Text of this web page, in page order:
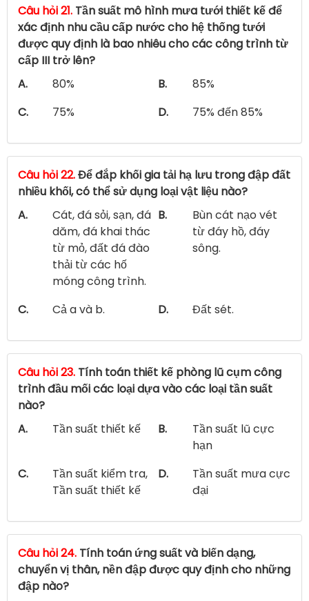
Câu hỏi 21. Tần suất mô hình mưa tưới thiết kế để
xác định nhu cầu cấp nước cho hệ thống tưới
được quy định là bao nhiêu cho các công trình từ
cấp III trở lên?
A.
80% B.
85%
C.
75% D. 75% đến 85%
Câu hỏi 22.Để đắp khối gia tải hạ lưu trong đập đất
nhiều khối, có thể sử dụng loại vật liệu nào?
A.
Cát, đá sỏi, sạn, đá
dăm, đá khai thác
từ mỏ, đất đá đào
thải từ các hố
móng công trình.
B.
Bùn cát nạo vét
từ đáy hồ, đáy
sông.
C. Cả a và b. D. Đất sét.
Câu hỏi 23. Tính toán thiết kế phòng lũ cụm công
trình đầu mối các loại dựa vào các loại tần suất
nào?
A.
Tần suất thiết kế B.
Tần suất lũ cực
hạn
C.
Tần suất kiểm tra,
Tần suất thiết kế
D.
Tần suất mưa cực
đại
Câu hỏi 24. Tính toán ứng suất và biến dạng,
chuyển vị thân, nền đập được quy định cho những
đập nào?